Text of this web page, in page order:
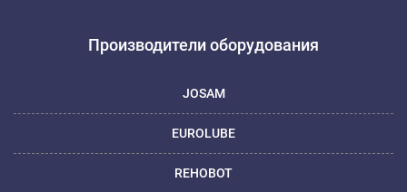
Производители оборудования
JOSAM
EUROLUBE
REHOBOT